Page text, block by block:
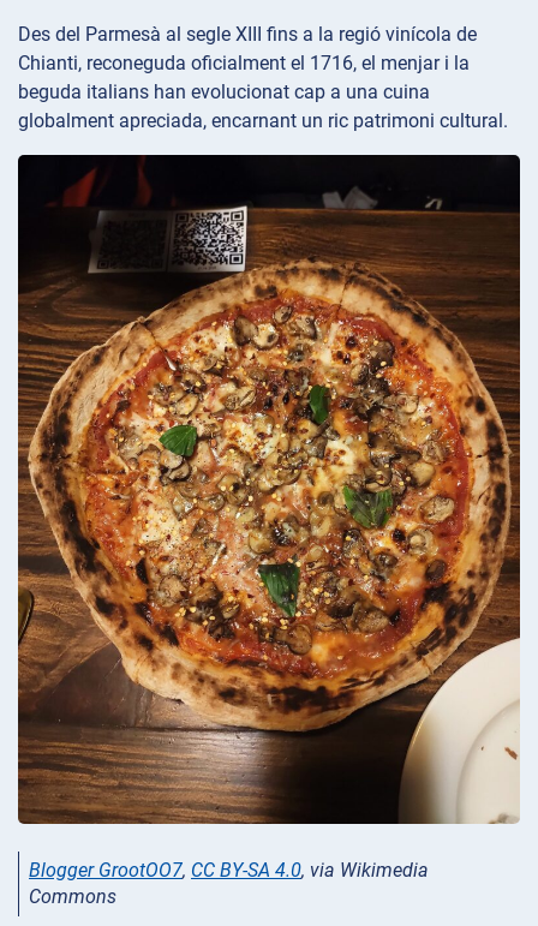
Des del Parmesà al segle XIII fins a la regió vinícola de
Chianti, reconeguda oficialment el 1716, el menjar i la
beguda italians han evolucionat cap a una cuina
globalment apreciada, encarnant un ric patrimoni cultural.
Blogger GrootOO7, CC BY-SA 4.0, via Wikimedia
Commons